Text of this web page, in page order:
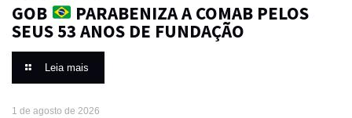
GOB PARABENIZA A COMAB PELOS
SEUS 53 ANOS DE FUNDAÇÃO
Leia mais
1 de agosto de 2026